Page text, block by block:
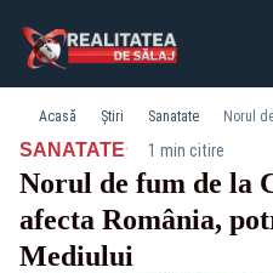
Acasă Știri Sanatate
SANATATE· 1 min citire
Norul de fum de la
afecta România,
Mediului